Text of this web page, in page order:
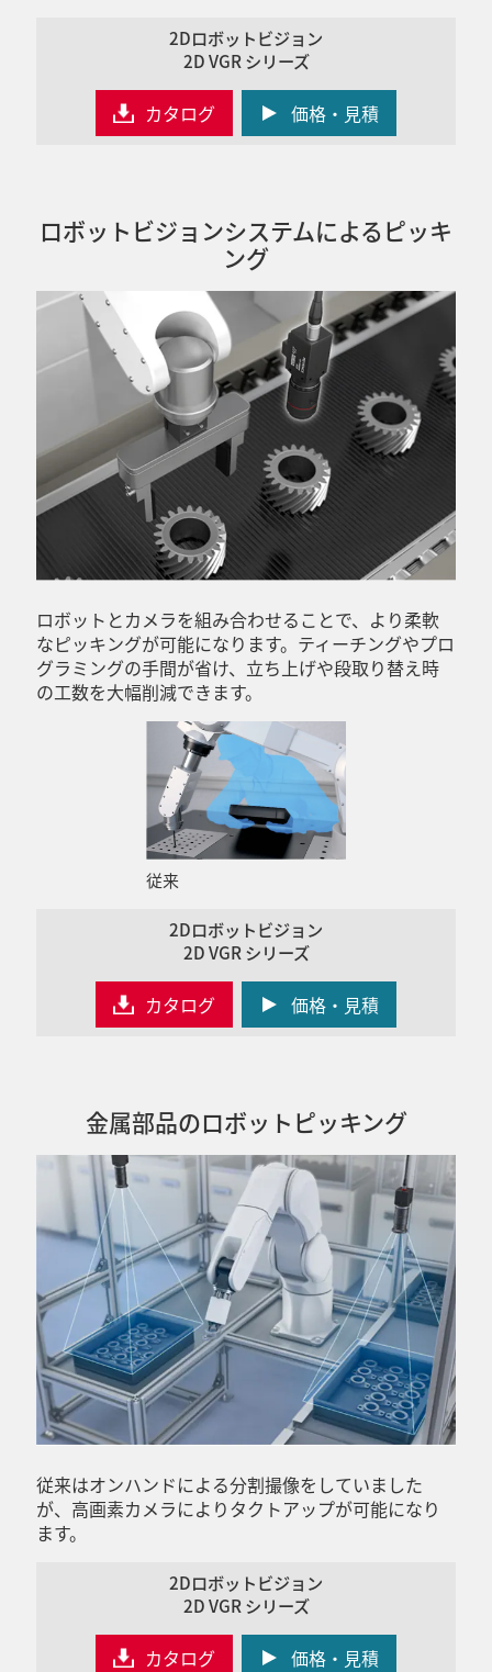
2Dロボットビジョン
2D VGR シリーズ
カタログ 価格・見積
ロボットビジョンシステムによるピッキ
ング
ロボットとカメラを組み合わせることで、より柔軟
なピッキングが可能になります。ティーチングやプロ
グラミングの手間が省け、立ち上げや段取り替え時
の工数を大幅削減できます。
従来
2Dロボットビジョン
2D VGR シリーズ
カタログ 価格・見積
金属部品のロボットピッキング
従来はオンハンドによる分割撮像をしていました
が、高画素カメラによりタクトアップが可能になり
ます。
2Dロボットビジョン
2D VGR シリーズ
カタログ 価格・見積